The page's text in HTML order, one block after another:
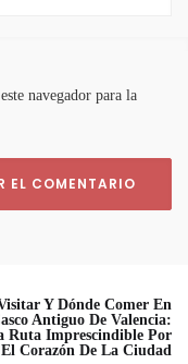
navegador para la
Y Dónde Comer En
Antiguo De Valencia:
Ruta Imprescindible Por
El Corazón De La Ciudad